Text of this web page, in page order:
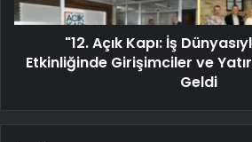
"12. Açık Kapı: İş
Etkinliğinde Girişimciler ve
Geldi